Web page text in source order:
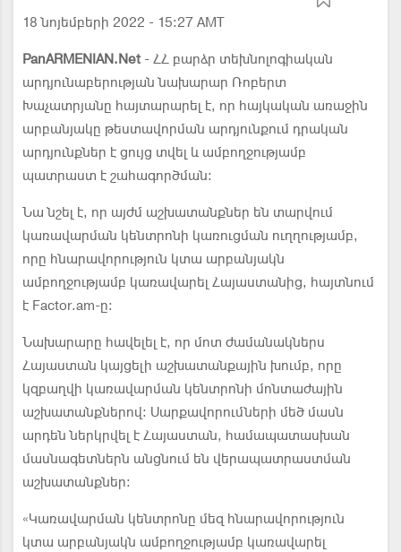
18 նոյեմբերի 2022 - 15:27 AMT
PanARMENIAN.Net - ՀՀ բարձր տեխնոլոգիական
արդյունաբերության նախարար Ռոբերտ
Խաչատրյանը հայտարարել է, որ հայկական առաջին
արբանյակը թեստավորման արդյունքում դրական
արդյունքներ է ցույց տվել և ամբողջությամբ
պատրաստ է շահագործման։
Նա նշել է, որ այժմ աշխատանքներ են տարվում
կառավարման կենտրոնի կառուցման ուղղությամբ,
որը հնարավորություն կտա արբանյակն
ամբողջությամբ կառավարել Հայաստանից, հայտնում
է Factor.am-ը։
Նախարարը հավելել է, որ մոտ ժամանակներս
Հայաստան կայցելի աշխատանքային խումբ, որը
կզբաղվի կառավարման կենտրոնի մոնտաժային
աշխատանքներով: Սարքավորումների մեծ մասն
արդեն ներկրվել է Հայաստան, համապատասխան
մասնագետներն անցնում են վերապատրաստման
աշխատանքներ:
«Կառավարման կենտրոնը մեզ հնարավորություն
կտա արբանյակն ամբողջությամբ կառավարել